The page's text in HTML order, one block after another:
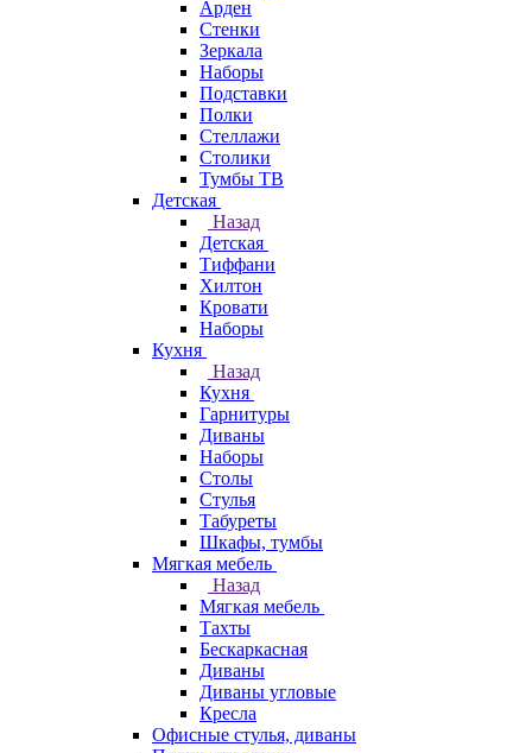
Арден
Стенки
Зеркала
Наборы
Подставки
Полки
Стеллажи
Столики
Тумбы ТВ
Детская
Назад
Детская
Тиффани
Хилтон
Кровати
Наборы
Кухня
Назад
Кухня
Гарнитуры
Диваны
Наборы
Столы
Стулья
Табуреты
Шкафы, тумбы
Мягкая мебель
Назад
Мягкая мебель
Тахты
Бескаркасная
Диваны
Диваны угловые
Кресла
Офисные стулья, диваны